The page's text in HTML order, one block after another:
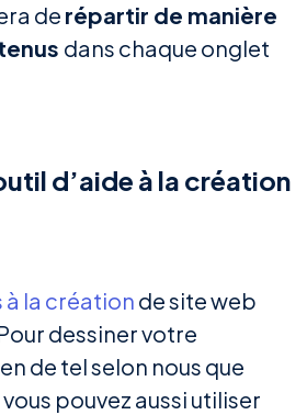
de répartir de manière
dans chaque onglet
d’aide à la création
à la création de site web
dessiner votre
de tel selon nous que
vous pouvez aussi utiliser